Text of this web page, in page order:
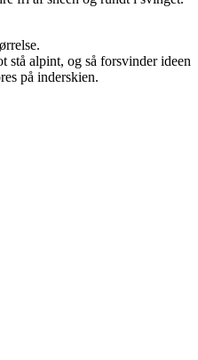
stå alpint, og så forsvinder ideen
på inderskien.